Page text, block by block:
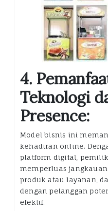
4.
Teknologi
Presence:
Model bisnis ini
kehadiran online.
platform digital,
memperluas
produk atau layanan,
dengan pelanggan
efektif.